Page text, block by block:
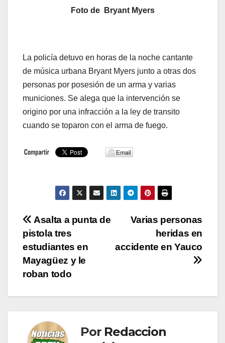
Foto de Bryant Myers
La policía detuvo en horas de la noche cantante
de música urbana Bryant Myers junto a otras dos
personas por posesión de un arma y varias
municiones. Se alega que la intervención se
origino por una infracción a la ley de transito
cuando se toparon con el arma de fuego.
Navegación
de
entradas
Varias personas
heridas en
accidente en Yauco
Asalta a punta de
pistola tres
estudiantes en
Mayagüez y le
roban todo
Por Redaccion